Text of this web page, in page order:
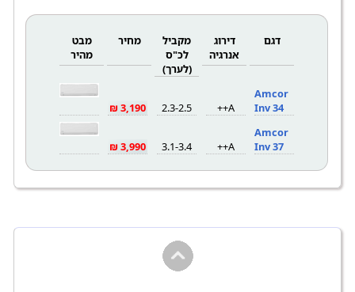
דגם
דירוג
אנרגיה
מקביל
לכ"ס
(לערך)
מחיר
מבט
מהיר
Amcor
Inv 34
A++
2.3-2.5
3,190 ₪
Amcor
Inv 37
A++
3.1-3.4
3,990 ₪